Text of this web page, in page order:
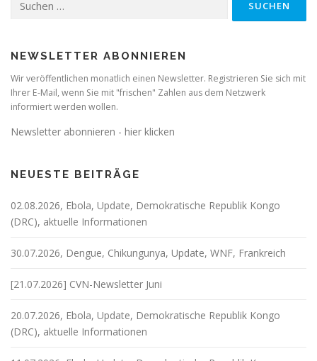
nach:
NEWSLETTER ABONNIEREN
Wir veröffentlichen monatlich einen Newsletter. Registrieren Sie sich mit
Ihrer E-Mail, wenn Sie mit "frischen" Zahlen aus dem Netzwerk
informiert werden wollen.
Newsletter abonnieren - hier klicken
NEUESTE BEITRÄGE
02.08.2026, Ebola, Update, Demokratische Republik Kongo
(DRC), aktuelle Informationen
30.07.2026, Dengue, Chikungunya, Update, WNF, Frankreich
[21.07.2026] CVN-Newsletter Juni
20.07.2026, Ebola, Update, Demokratische Republik Kongo
(DRC), aktuelle Informationen